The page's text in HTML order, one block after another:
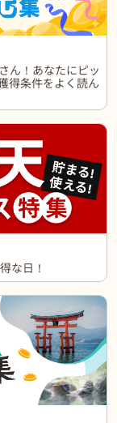
ん！あなたにピッ
得条件をよく読ん
な日！